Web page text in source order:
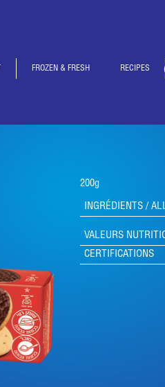
FROZEN & FRESH RECIPES
200g
INGRÉDIENTS /
VALEURS
CERTIFICATIONS